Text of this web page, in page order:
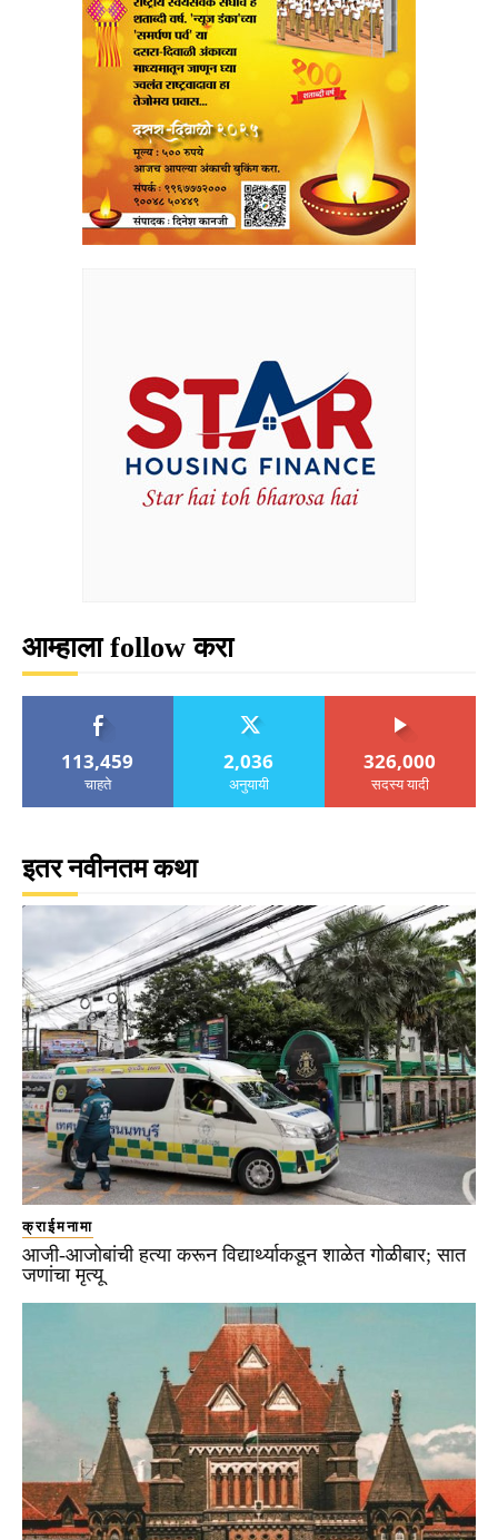
आम्हाला follow करा
113,459
चाहते
2,036
अनुयायी
326,000
सदस्य यादी
इतर नवीनतम कथा
क्राईमनामा
आजी-आजोबांची हत्या करून विद्यार्थ्याकडून शाळेत गोळीबार; सात
जणांचा मृत्यू